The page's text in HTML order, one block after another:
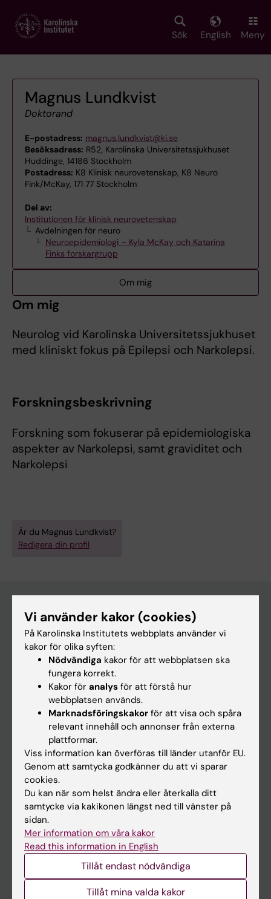
main
Sök English Meny
Magnus Lundkvist
Doktorand
E-postadress: magnus.lundkvist@ki.se
Besöksadress: R52, Karolinska Universitetssjukhuset
Huddinge, 14186 Stockholm
Postadress: K8 Klinisk neurovetenskap, K8 Neuro
Fink/McKay, 171 77 Stockholm
Del av:
Institutionen för klinisk neurovetenskap
Avdelningen för neuro
Neuroepidemiologi – Kyla McKay och Katarina
Finks forskargrupp
Om mig
Om mig
Neurolog vid Karolinska Universitetssjukhuset
med kliniskt fokus på Epilepsi och Narkolepsi.
Forskningsbeskrivning
Forskning som fokuserar på epidemiologiska
aspekter av Narkolepsi, samt graviditet och
Narkolepsi
Är du Magnus Lundkvist?
Redigera din profil
Huvudmeny
Utbildning
Forskarutbildning
Forskning
På gång
Nyheter
Kalender
Student
Ladok
Canvas
Schema
Vi använder kakor (cookies)
På Karolinska Institutets webbplats använder vi
kakor för olika syften:
Nödvändiga kakor för att webbplatsen ska
fungera korrekt.
Kakor för analys för att förstå hur
webbplatsen används.
Marknadsföringskakor för att visa och spåra
relevant innehåll och annonser från externa
plattformar.
Viss information kan överföras till länder utanför EU.
Genom att samtycka godkänner du att vi sparar
cookies.
Du kan när som helst ändra eller återkalla ditt
samtycke via kakikonen längst ned till vänster på
sidan.
Mer information om våra kakor
Read this information in English
Tillåt endast nödvändiga
Tillåt mina valda kakor